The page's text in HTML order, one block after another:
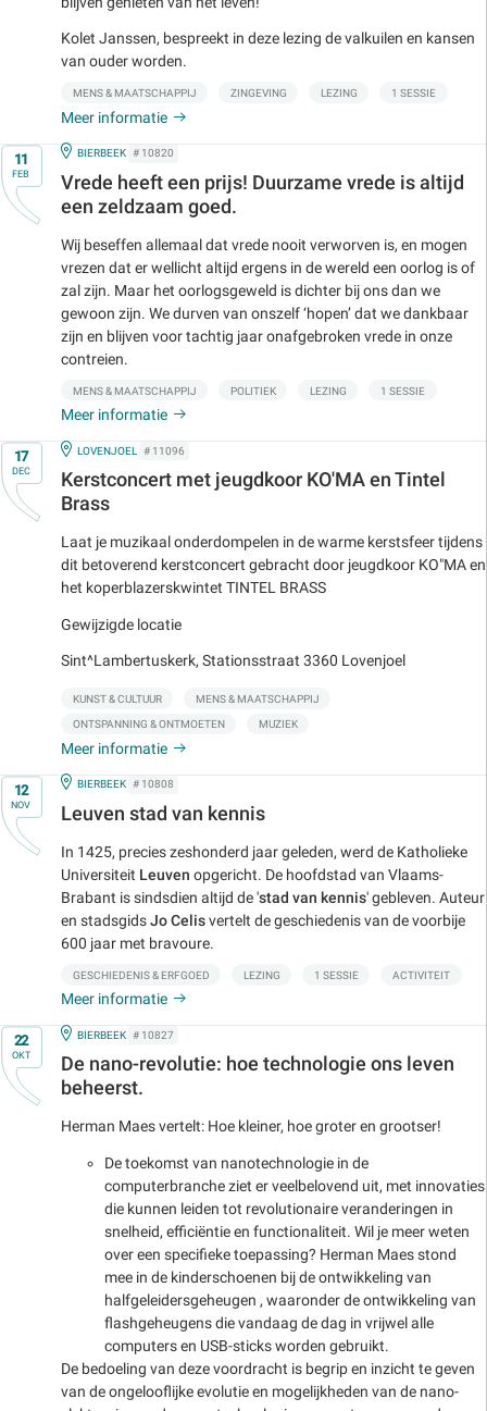
Kolet Janssen, bespreekt in deze lezing de valkuilen en kansen
van ouder worden.
MENS & MAATSCHAPPIJ ZINGEVING LEZING 1 SESSIE
Meer informatie
Op11
FEB
IN
BIERBEEK # 10820
Vrede heeft een prijs! Duurzame vrede is altijd
een zeldzaam goed.
Wij beseffen allemaal dat vrede nooit verworven is, en mogen
vrezen dat er wellicht altijd ergens in de wereld een oorlog is of
zal zijn. Maar het oorlogsgeweld is dichter bij ons dan we
gewoon zijn. We durven van onszelf ‘hopen’ dat we dankbaar
zijn en blijven voor tachtig jaar onafgebroken vrede in onze
contreien.
MENS & MAATSCHAPPIJ POLITIEK LEZING 1 SESSIE
Meer informatie
Op17
DEC
IN
LOVENJOEL # 11096
Kerstconcert met jeugdkoor KO'MA en Tintel
Brass
Laat je muzikaal onderdompelen in de warme kerstsfeer tijdens
dit betoverend kerstconcert gebracht door jeugdkoor KO"MA en
het koperblazerskwintet TINTEL BRASS
Gewijzigde locatie
Sint^Lambertuskerk, Stationsstraat 3360 Lovenjoel
KUNST & CULTUUR MENS & MAATSCHAPPIJ
ONTSPANNING & ONTMOETEN MUZIEK
Meer informatie
Op12
NOV
IN
BIERBEEK # 10808
Leuven stad van kennis
In 1425, precies zeshonderd jaar geleden, werd de Katholieke
Universiteit Leuven opgericht. De hoofdstad van Vlaams-
Brabant is sindsdien altijd de 'stad van kennis' gebleven. Auteur
en stadsgidsJo Celisvertelt de geschiedenis van de voorbije
600 jaar met bravoure.
GESCHIEDENIS & ERFGOED LEZING 1 SESSIE ACTIVITEIT
Meer informatie
Op22
OKT
IN
BIERBEEK # 10827
De nano-revolutie: hoe technologie ons leven
beheerst.
Herman Maes vertelt: Hoe kleiner, hoe groter en grootser!
De toekomst van nanotechnologie in de
computerbranche ziet er veelbelovend uit, met innovaties
die kunnen leiden tot revolutionaire veranderingen in
snelheid, efficiëntie en functionaliteit. Wil je meer weten
over een specifieke toepassing? Herman Maes stond
mee in de kinderschoenen bij de ontwikkeling van
halfgeleidersgeheugen , waaronder de ontwikkeling van
flashgeheugensdie vandaag de dag in vrijwel alle
computers en USB-sticks worden gebruikt.
De bedoeling van deze voordracht is begrip en inzicht te geven
van de ongelooflijke evolutie en mogelijkheden van de nano-